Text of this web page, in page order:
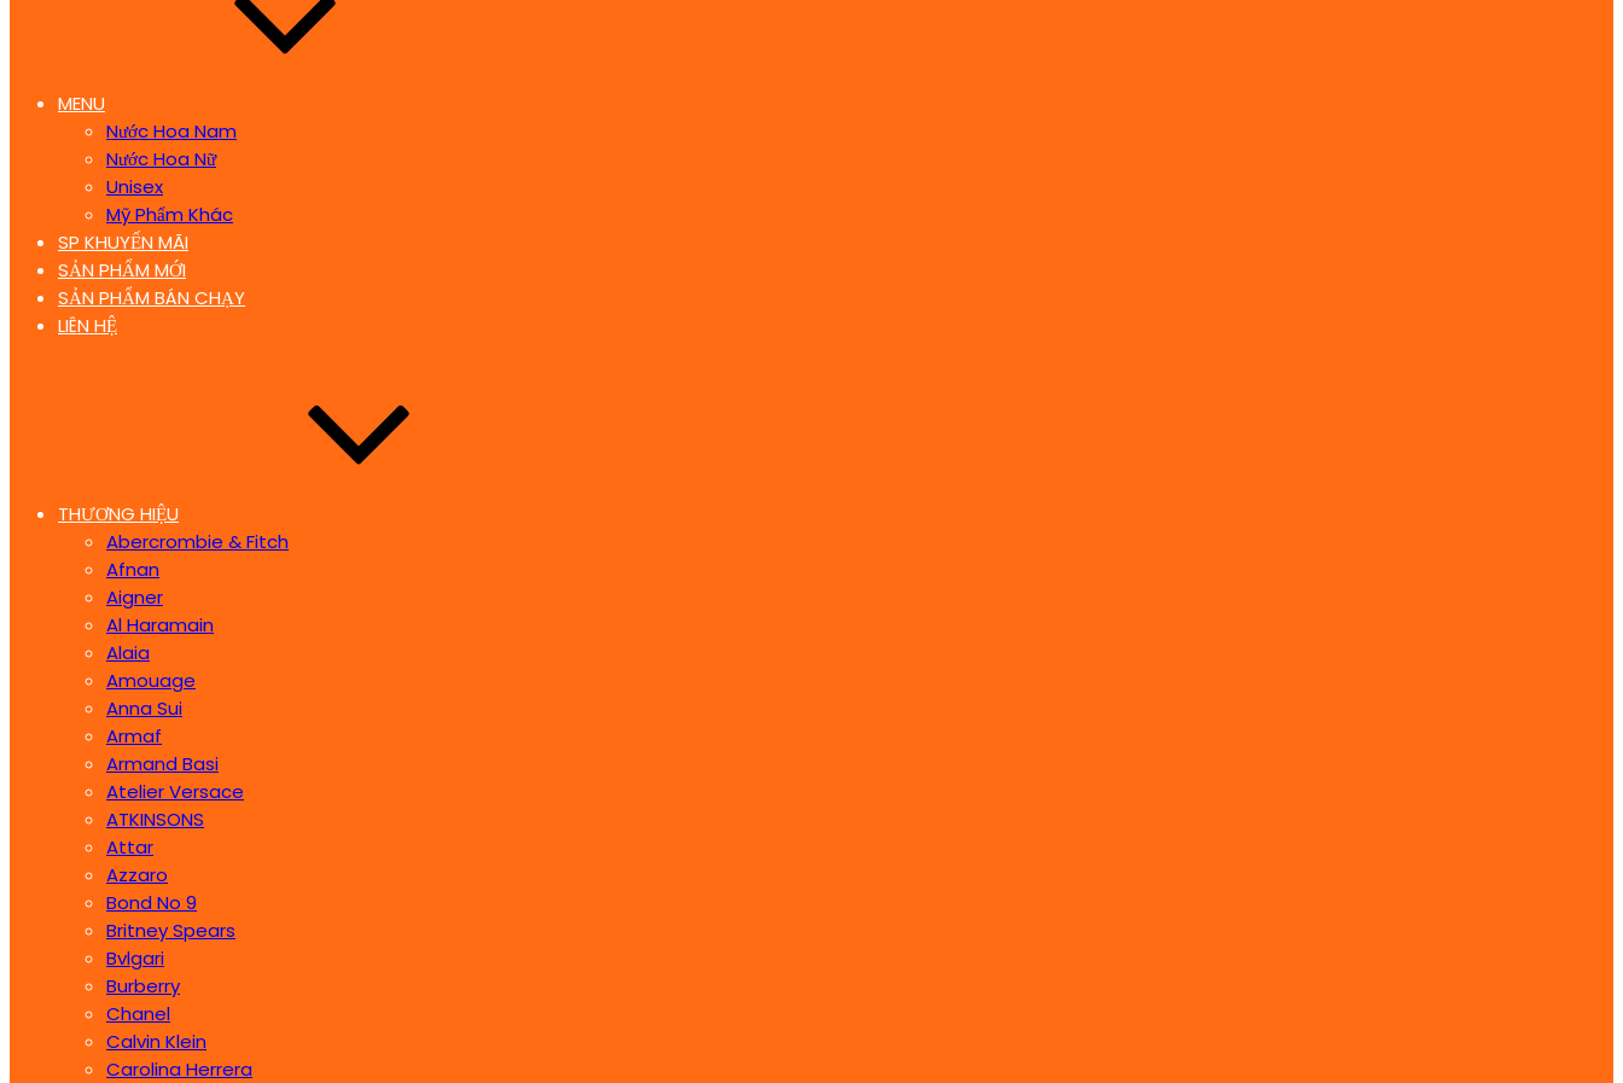
MENU
Nước Hoa Nam
Nước Hoa Nữ
Unisex
Mỹ Phẩm Khác
SP KHUYẾN MÃI
SẢN PHẨM MỚI
SẢN PHẨM BÁN CHẠY
LIÊN HỆ
THƯƠNG HIỆU
Abercrombie & Fitch
Afnan
Aigner
Al Haramain
Alaia
Amouage
Anna Sui
Armaf
Armand Basi
Atelier Versace
ATKINSONS
Attar
Azzaro
Bond No 9
Britney Spears
Bvlgari
Burberry
Chanel
Calvin Klein
Carolina Herrera